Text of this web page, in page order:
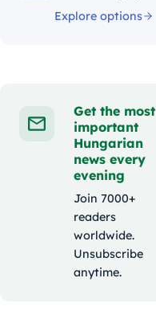
Explore options
Get the most
important
Hungarian
news every
evening
Join 7000+
readers
worldwide.
Unsubscribe
anytime.